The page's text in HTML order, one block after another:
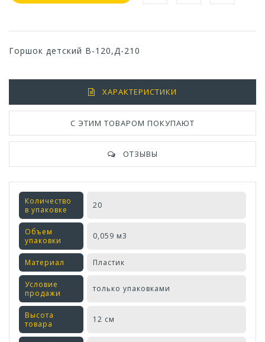
Горшок детский В-120,Д-210
ХАРАКТЕРИСТИКИ
С ЭТИМ ТОВАРОМ ПОКУПАЮТ
ОТЗЫВЫ
Количество
в упаковке
20
Объем
упаковки
0,059 м3
Материал Пластик
Условие
продажи
только упаковками
Высота
товара
12 см